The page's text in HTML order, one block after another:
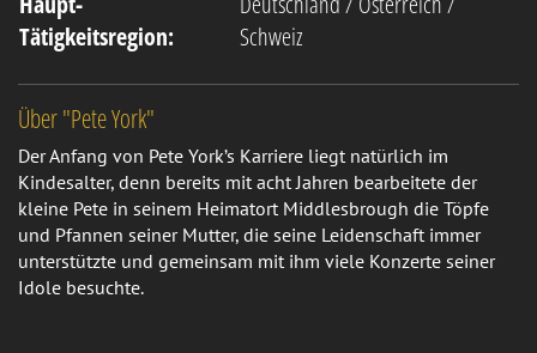
Tätigkeitsregion:
Schweiz
Über "Pete York"
Der Anfang von Pete York’s Karriere liegt natürlich im
Kindesalter, denn bereits mit acht Jahren bearbeitete der
kleine Pete in seinem Heimatort Middlesbrough die Töpfe
und Pfannen seiner Mutter, die seine Leidenschaft immer
unterstützte und gemeinsam mit ihm viele Konzerte seiner
Idole besuchte.